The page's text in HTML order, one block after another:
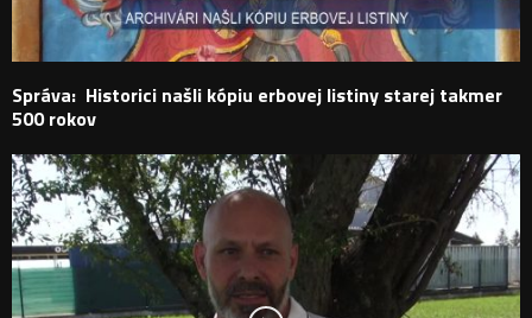
Správa: Historici našli kópiu erbovej listiny starej takmer
500 rokov